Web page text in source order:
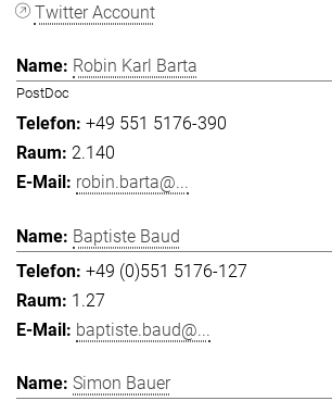
Twitter Account
Robin Karl Barta
PostDoc
+49 551 5176-390
2.140
robin.barta@...
Baptiste Baud
+49 (0)551 5176-127
1.27
baptiste.baud@...
Simon Bauer